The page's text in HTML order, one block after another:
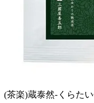
(茶楽)蔵泰然-くらた